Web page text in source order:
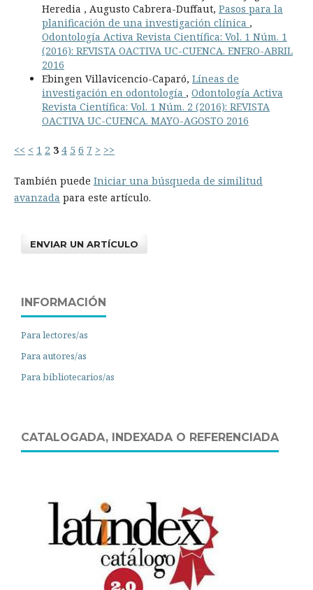
Heredia , Augusto Cabrera-Duffaut, Pasos para la
planificación de una investigación clínica ,
Odontología Activa Revista Científica: Vol. 1 Núm. 1
(2016): REVISTA OACTIVA UC-CUENCA. ENERO-ABRIL
2016
Ebingen Villavicencio-Caparó, Líneas de
investigación en odontología , Odontología Activa
Revista Científica: Vol. 1 Núm. 2 (2016): REVISTA
OACTIVA UC-CUENCA. MAYO-AGOSTO 2016
<< < 1 2 3 4 5 6 7 > >>
También puede Iniciar una búsqueda de similitud
avanzada para este artículo.
ENVIAR UN ARTÍCULO
INFORMACIÓN
Para lectores/as
Para autores/as
Para bibliotecarios/as
CATALOGADA, INDEXADA O REFERENCIADA